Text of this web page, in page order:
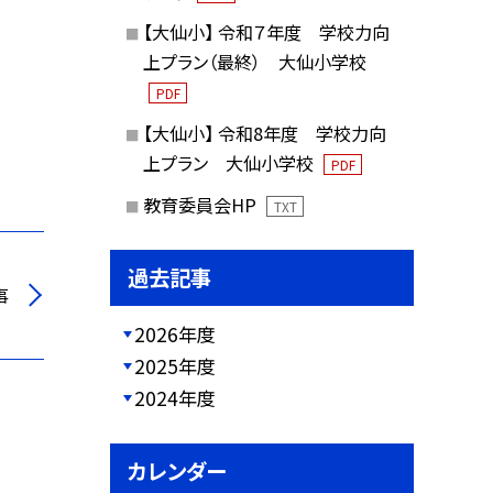
【大仙小】 令和７年度 学校力向
上プラン（最終） 大仙小学校
PDF
【大仙小】 令和8年度 学校力向
上プラン 大仙小学校
PDF
教育委員会HP TXT
過去記事
2026年度
2025年度
2024年度
カレンダー